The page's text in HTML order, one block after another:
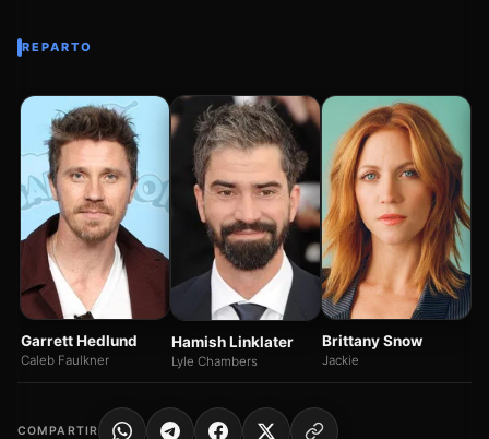
REPARTO
Garrett Hedlund
Caleb Faulkner
Hamish Linklater
Lyle Chambers
Brittany Snow
Jackie
COMPARTIR